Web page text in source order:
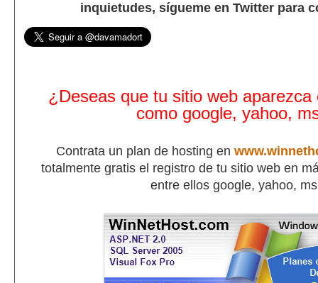
inquietudes, sígueme en Twitter para
¿Deseas que tu sitio web aparezca
como google, yahoo,
Contrata un plan de hosting en
totalmente gratis el registro de tu sitio web en
entre ellos google, yahoo,